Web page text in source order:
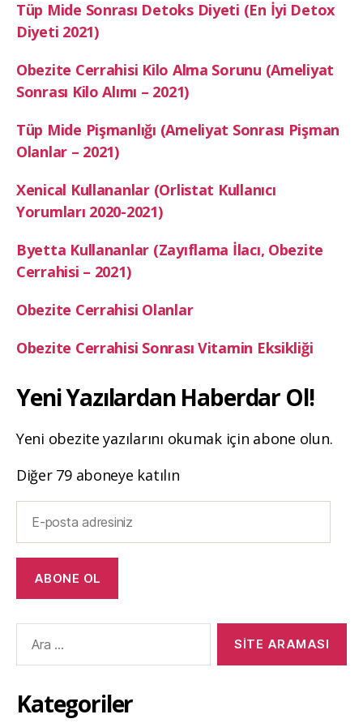
Tüp Mide Sonrası Detoks Diyeti (En İyi Detox
Diyeti 2021)
Obezite Cerrahisi Kilo Alma Sorunu (Ameliyat
Sonrası Kilo Alımı – 2021)
Tüp Mide Pişmanlığı (Ameliyat Sonrası Pişman
Olanlar – 2021)
Xenical Kullananlar (Orlistat Kullanıcı
Yorumları 2020-2021)
Byetta Kullananlar (Zayıflama İlacı, Obezite
Cerrahisi – 2021)
Obezite Cerrahisi Olanlar
Obezite Cerrahisi Sonrası Vitamin Eksikliği
Yeni Yazılardan Haberdar Ol!
Yeni obezite yazılarını okumak için abone olun.
Diğer 79 aboneye katılın
posta
adresiniz
ABONE OL
yap:
Kategoriler